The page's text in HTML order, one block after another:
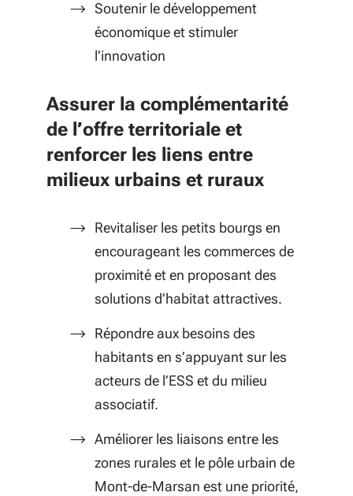
Soutenir le développement
économique et stimuler
l’innovation
Assurer la complémentarité
de l’offre territoriale et
renforcer les liens entre
milieux urbains et ruraux
Revitaliser les petits bourgs en
encourageant les commerces de
proximité et en proposant des
solutions d’habitat attractives.
Répondre aux besoins des
habitants en s’appuyant sur les
acteurs de l’ESS et du milieu
associatif.
Améliorer les liaisons entre les
zones rurales et le pôle urbain de
Mont-de-Marsan est une priorité,